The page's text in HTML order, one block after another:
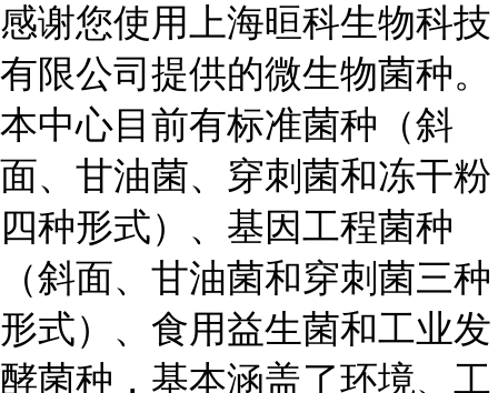
感谢您使用上海晅科生物科技
有限公司提供的微生物菌种。
本中心目前有标准菌种（斜
面、甘油菌、穿刺菌和冻干粉
四种形式）、基因工程菌种
（斜面、甘油菌和穿刺菌三种
形式）、食用益生菌和工业发
酵菌种，基本涵盖了环境、工